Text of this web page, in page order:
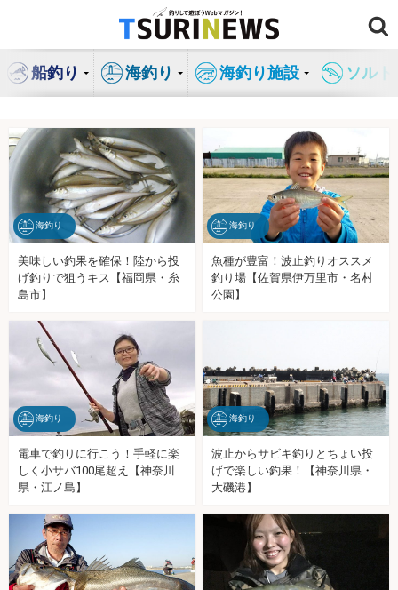
ン
ス
船釣り 海釣り 海釣り施設 ソル
海釣り
美味しい釣果を確保！陸から投
げ釣りで狙うキス【福岡県・糸
島市】
海釣り
魚種が豊富！波止釣りオススメ
釣り場【佐賀県伊万里市・名村
公園】
海釣り
電車で釣りに行こう！手軽に楽
しく小サバ100尾超え【神奈川
県・江ノ島】
海釣り
波止からサビキ釣りとちょい投
げで楽しい釣果！【神奈川県・
大磯港】